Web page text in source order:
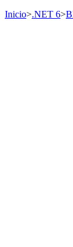
Inicio>.NET 6>